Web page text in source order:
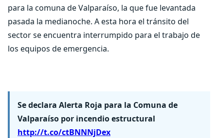
para la comuna de Valparaíso, la que fue levantada
pasada la medianoche. A esta hora el tránsito del
sector se encuentra interrumpido para el trabajo de
los equipos de emergencia.
Se declara Alerta Roja para la Comuna de
Valparaíso por incendio estructural
http://t.co/ctBNNNjDex